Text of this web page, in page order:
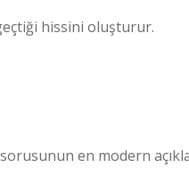
hissini oluşturur.
en modern